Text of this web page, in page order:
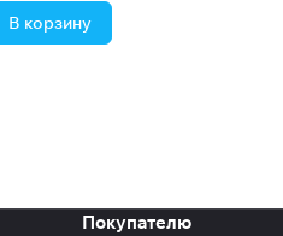
В корзину
Покупателю